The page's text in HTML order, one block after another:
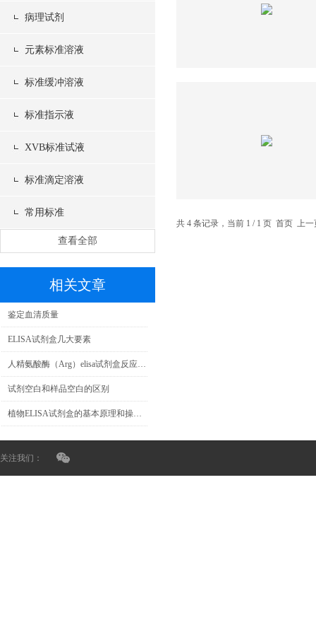
病理试剂
元素标准溶液
标准缓冲溶液
标准指示液
XVB标准试液
标准滴定溶液
常用标准
查看全部
相关文章
鉴定血清质量
ELISA试剂盒几大要素
人精氨酸酶（Arg）elisa试剂盒​反应步骤
试剂空白和样品空白的区别
植物ELISA试剂盒的基本原理和操作注意事项
共 4 条记录，当前 1 / 1 页 首页 上
关注我们：